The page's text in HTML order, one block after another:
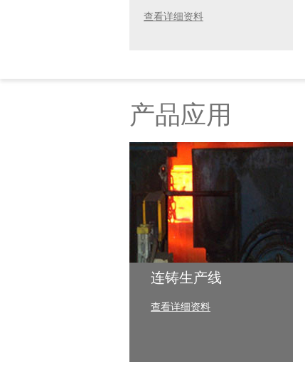
查看详细资料
产品应用
连铸生产线
查看详细资料